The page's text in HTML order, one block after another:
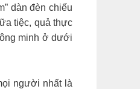
dàn đèn chiếu
tiệc, quả thực
minh ở dưới
người nhất là